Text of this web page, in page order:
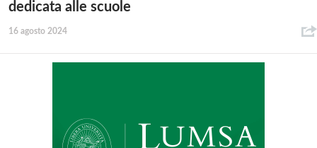
dedicata alle scuole
16 agosto 2024